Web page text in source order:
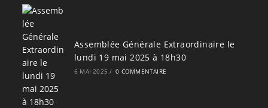
Assemblée Générale Extraordinaire le
lundi 19 mai 2025 à 18h30
6 MAI 2025 / 0 COMMENTAIRE